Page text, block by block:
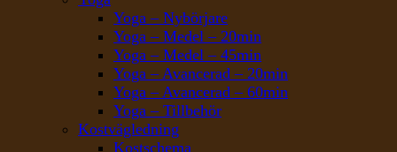
Yoga – Nybörjare
Yoga – Medel – 20min
Yoga – Medel – 45min
Yoga – Avancerad – 20min
Yoga – Avancerad – 60min
Yoga – Tillbehör
Kostvägledning
Kostschema